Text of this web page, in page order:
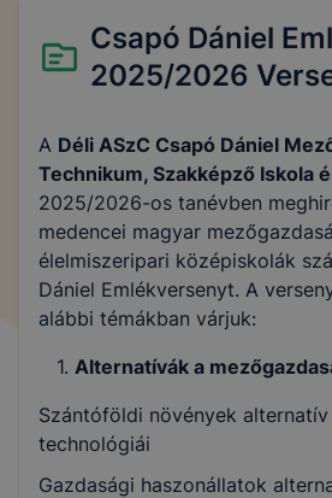
Csapó Dániel
2025/2026
A Déli ASzC Csapó Dániel
Technikum, Szakképző Iskola
2025/2026-os tanévben
medencei magyar
élelmiszeripari középiskolák
Dániel Emlékversenyt. A
alábbi témákban várjuk:
Alternatívák a
Szántóföldi növények
technológiái
Gazdasági haszonállatok